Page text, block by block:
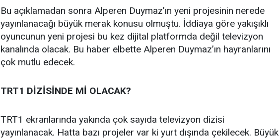
Bu açıklamadan sonra Alperen Duymaz’ın yeni projesinin nerede
yayınlanacağı büyük merak konusu olmuştu. İddiaya göre yakışıklı
oyuncunun yeni projesi bu kez dijital platformda değil televizyon
kanalında olacak. Bu haber elbette Alperen Duymaz’ın hayranlarını
çok mutlu edecek.
TRT1 DİZİSİNDE Mİ OLACAK?
TRT1 ekranlarında yakında çok sayıda televizyon dizisi
yayınlanacak. Hatta bazı projeler var ki yurt dışında çekilecek. Büyük